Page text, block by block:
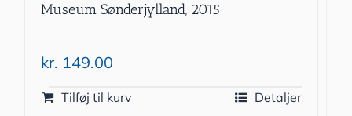
Museum Sønderjylland, 2015
kr. 149.00
Tilføj til kurv Detaljer